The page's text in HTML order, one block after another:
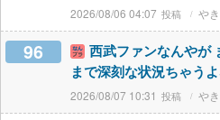
2026/08/06 04:07 や
96
西武ファンなんやが
まで深刻な状況ちゃう
2026/08/07 10:31 や